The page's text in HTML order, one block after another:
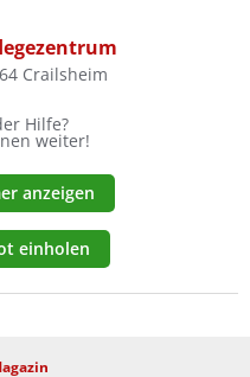
Crailsheim
Hilfe?
weiter!
anzeigen
einholen